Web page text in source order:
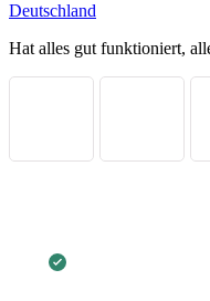
Deutschland
Hat alles gut funktioniert,